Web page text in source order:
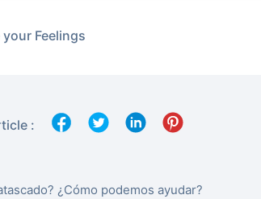
Feelings
:
¿Cómo podemos ayudar?